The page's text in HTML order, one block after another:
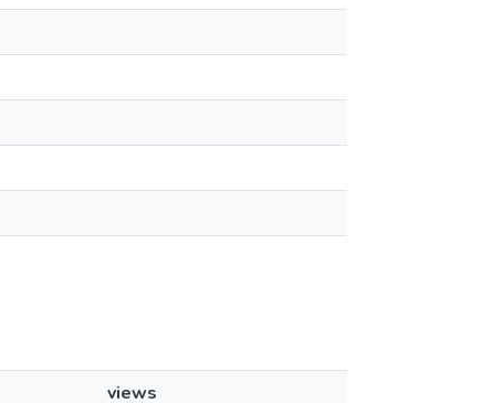
views